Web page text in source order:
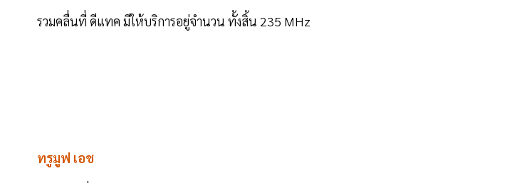
รวมคลื่นที่ ดีแทค มีให้บริการอยู่จำนวน ทั้งสิ้น 235 MHz
ทรูมูฟ เอช